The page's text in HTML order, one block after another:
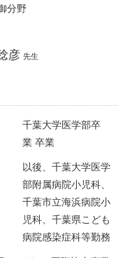
分野
彦 先生
千葉大学医学部卒
業 卒業
以後、千葉大学医学
部附属病院小児科、
千葉市立海浜病院小
児科、千葉県こども
病院感染症科等勤務